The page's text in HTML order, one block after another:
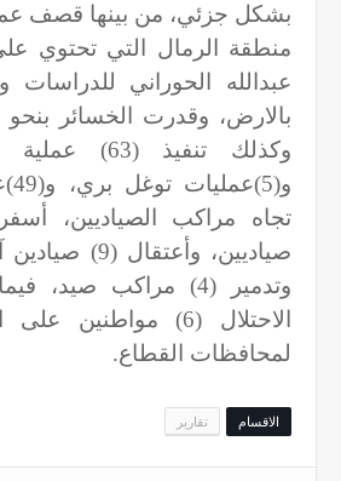
بشكل جزئي، من بينها قصف
منطقة الرمال التي تحتوي
عبدالله الحوراني للدراسات
وكذلك تنفيذ
و(5)عمليات توغل بري، و(
49
تجاه مراكب الصياديين،
صياديين، وأعتقال (9) صيادين
وتدمير (4) مراكب
الاحتلال (6) مواطنين
لمحافظات القطاع.
الاقسام تقارير